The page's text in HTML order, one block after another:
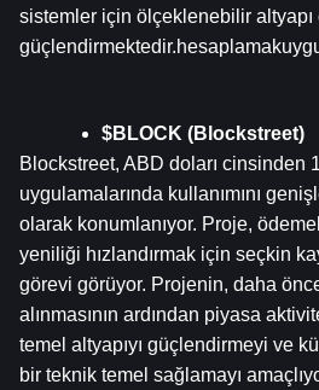
sistemler için ölçeklenebilir
$BLOCK (Blockstreet)
Blockstreet, ABD doları
uygulamalarında kullanımını
olarak konumlanıyor. Proje,
yeniliği hızlandırmak için seçkin
görevi görüyor. Projenin, daha
alınmasının ardından piyasa
temel altyapıyı güçlendirmeyi ve
bir teknik temel sağlamayı